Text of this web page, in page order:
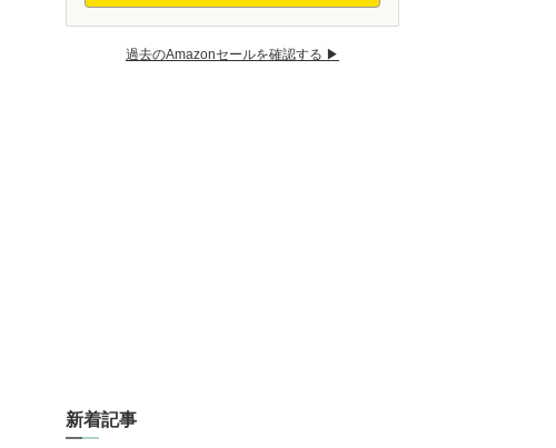
過去のAmazonセールを確認する ▶︎
新着記事